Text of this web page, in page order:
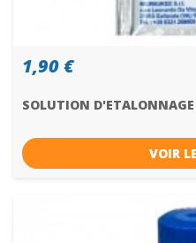
1,90 €
SOLUTION
VOIR